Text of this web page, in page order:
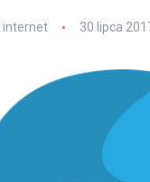
internet 30 lipca